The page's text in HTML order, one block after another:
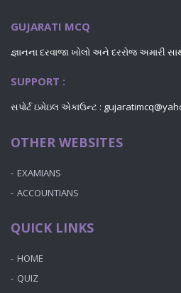
GUJARATI MCQ
જ્ઞાનના દરવાજા ખોલો અને દરરોજ અમારી
SUPPORT :
સપોર્ટ ઇમેઇલ એકાઉન્ટ :
OTHER WEBSITES
EXAMIANS
ACCOUNTIANS
QUICK LINKS
HOME
QUIZ